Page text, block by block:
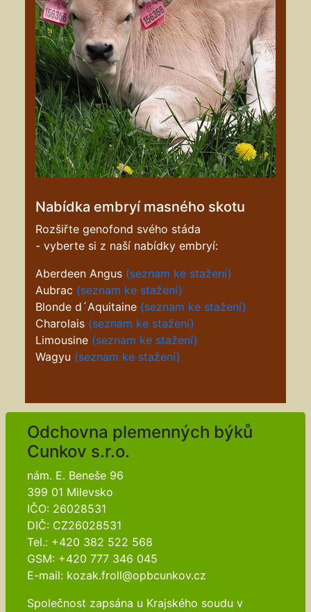
Nabídka embryí masného skotu
Rozšiřte genofond svého stáda
- vyberte si z naší nabídky embryí:
Aberdeen Angus (seznam ke stažení)
Aubrac (seznam ke stažení)
Blonde d´Aquitaine (seznam ke stažení)
Charolais (seznam ke stažení)
Limousine (seznam ke stažení)
Wagyu (seznam ke stažení)
Odchovna plemenných býků
Cunkov s.r.o.
nám. E. Beneše 96
399 01 Milevsko
IČO: 26028531
DIČ: CZ26028531
Tel.: +420 382 522 568
GSM: +420 777 346 045
E-mail: kozak.froll@opbcunkov.cz
Společnost zapsána u Krajského soudu v